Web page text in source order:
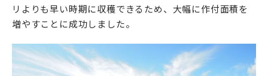
リよりも早い時期に収穫できるため、大幅に作付面積を
増やすことに成功しました。